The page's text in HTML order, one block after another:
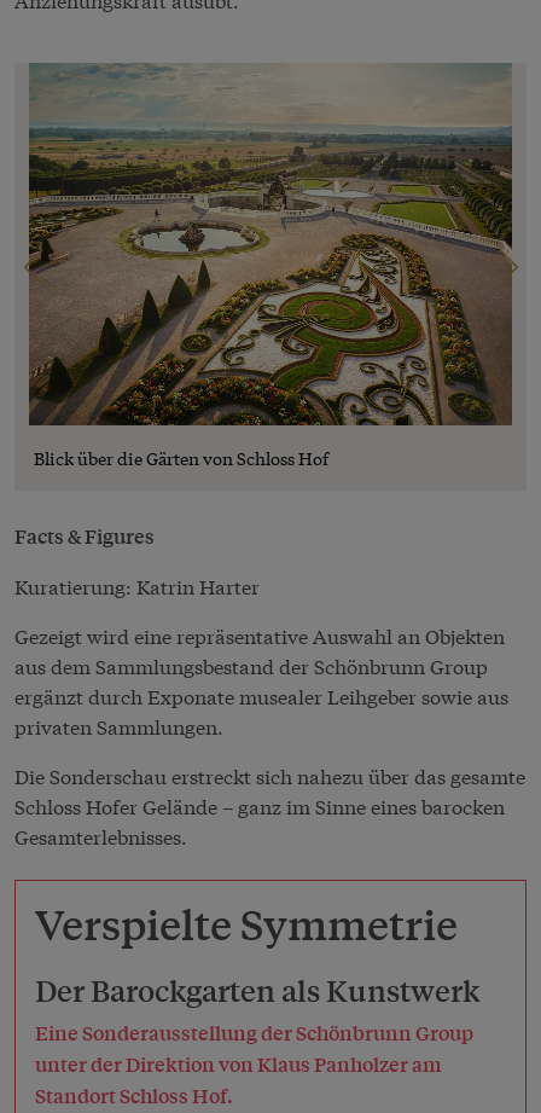
Blick über die Gärten von Schloss Hof
Facts & Figures
Kuratierung: Katrin Harter
Gezeigt wird eine repräsentative Auswahl an Objekten
aus dem Sammlungsbestand der Schönbrunn Group
ergänzt durch Exponate musealer Leihgeber sowie aus
privaten Sammlungen.
Die Sonderschau erstreckt sich nahezu über das gesamte
Schloss Hofer Gelände – ganz im Sinne eines barocken
Gesamterlebnisses.
Verspielte Symmetrie
Der Barockgarten als Kunstwerk
Eine Sonderausstellung der Schönbrunn Group
unter der Direktion von Klaus Panholzer am
Standort Schloss Hof.